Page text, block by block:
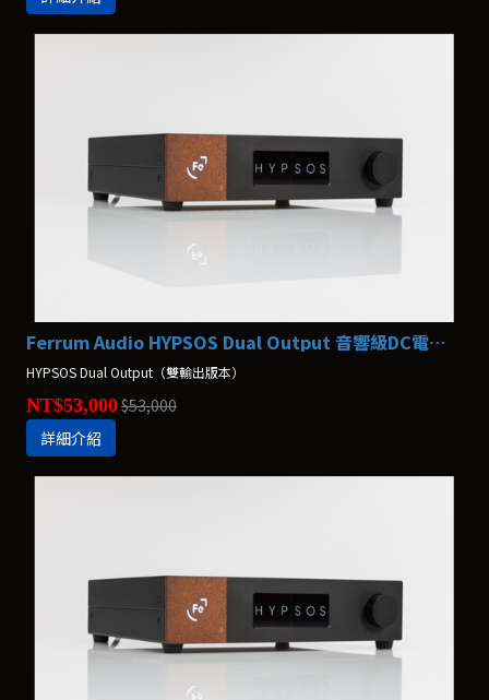
Ferrum Audio HYPSOS Dual Output 音響級DC電源供應器
HYPSOS Dual Output（雙輸出版本）
NT$53,000$53,000
詳細介紹